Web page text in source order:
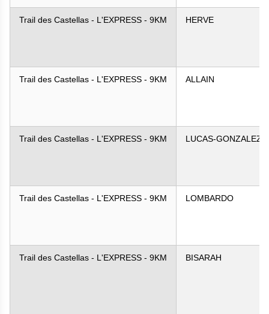
Trail des Castellas - L'EXPRESS - 9KM HERVE
Trail des Castellas - L'EXPRESS - 9KM ALLAIN
Trail des Castellas - L'EXPRESS - 9KM LUCAS-GONZALEZ
Trail des Castellas - L'EXPRESS - 9KM LOMBARDO
Trail des Castellas - L'EXPRESS - 9KM BISARAH